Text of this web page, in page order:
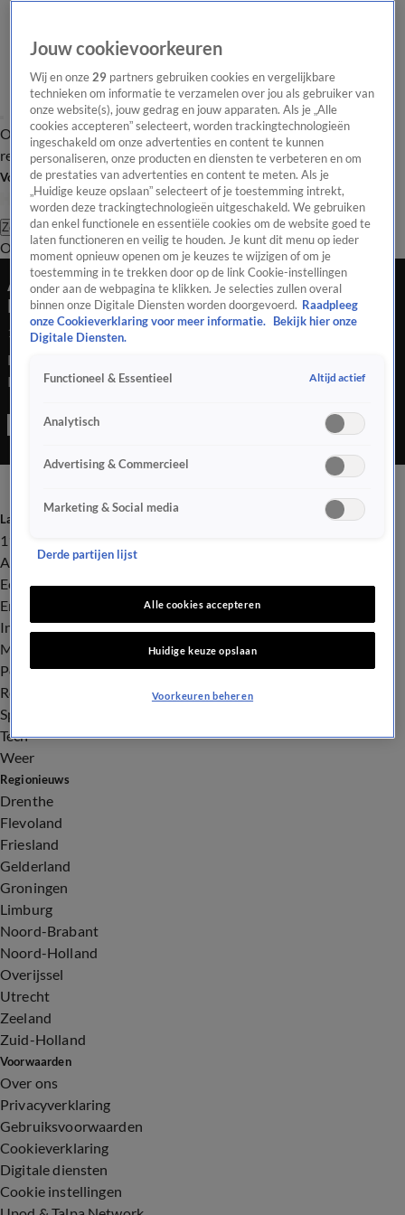
Overzicht Laatste nieuws Regionieuws Het beste van Hart
Tip de
redactie
Volg Hart van Nederland
Zoeken
OverzichtRegioUitzendingenWeerTip de redactiePanelVideo's
Automobilist rijdt door na dodelijk ongeval in
Rotterdam
1 sep 2024, 07:38
Bij een ongeval op de Warande in de Rotterdamse wijk
Kralingen-Crooswijk is zondag even na middernacht een
de bestuurder daarvan reed na het ongeval door.
Laatste nieuws
112
Advies & Tips
Economie
Entertainment
Infrastructuur
Milieu en Gezondheid
Politiek
Royalty
Sport
Tech
Weer
Regionieuws
Drenthe
Flevoland
Friesland
Gelderland
Groningen
Limburg
Noord-Brabant
Noord-Holland
Overijssel
Utrecht
Zeeland
Zuid-Holland
Voorwaarden
Over ons
Privacyverklaring
Gebruiksvoorwaarden
Cookieverklaring
Digitale diensten
Cookie instellingen
Jouw cookievoorkeuren
Wij en onze29 partners gebruiken cookies en vergelijkbare
technieken om informatie te verzamelen over jou als gebruiker van
onze website(s), jouw gedrag en jouw apparaten. Als je „Alle
cookies accepteren” selecteert, worden trackingtechnologieën
ingeschakeld om onze advertenties en content te kunnen
personaliseren, onze producten en diensten te verbeteren en om
de prestaties van advertenties en content te meten. Als je
„Huidige keuze opslaan” selecteert of je toestemming intrekt,
worden deze trackingtechnologieën uitgeschakeld. We gebruiken
dan enkel functionele en essentiële cookies om de website goed te
laten functioneren en veilig te houden. Je kunt dit menu op ieder
moment opnieuw openen om je keuzes te wijzigen of om je
toestemming in te trekken door op de link Cookie-instellingen
onder aan de webpagina te klikken. Je selecties zullen overal
binnen onze Digitale Diensten worden doorgevoerd. Raadpleeg
onze Cookieverklaring voor meer informatie.
Bekijk hier onze
Digitale Diensten.
Functioneel & Essentieel Altijd actief
Analytisch
Advertising & Commercieel
Marketing & Social media
Derde partijen lijst
Alle cookies accepteren
Huidige keuze opslaan
Voorkeuren beheren